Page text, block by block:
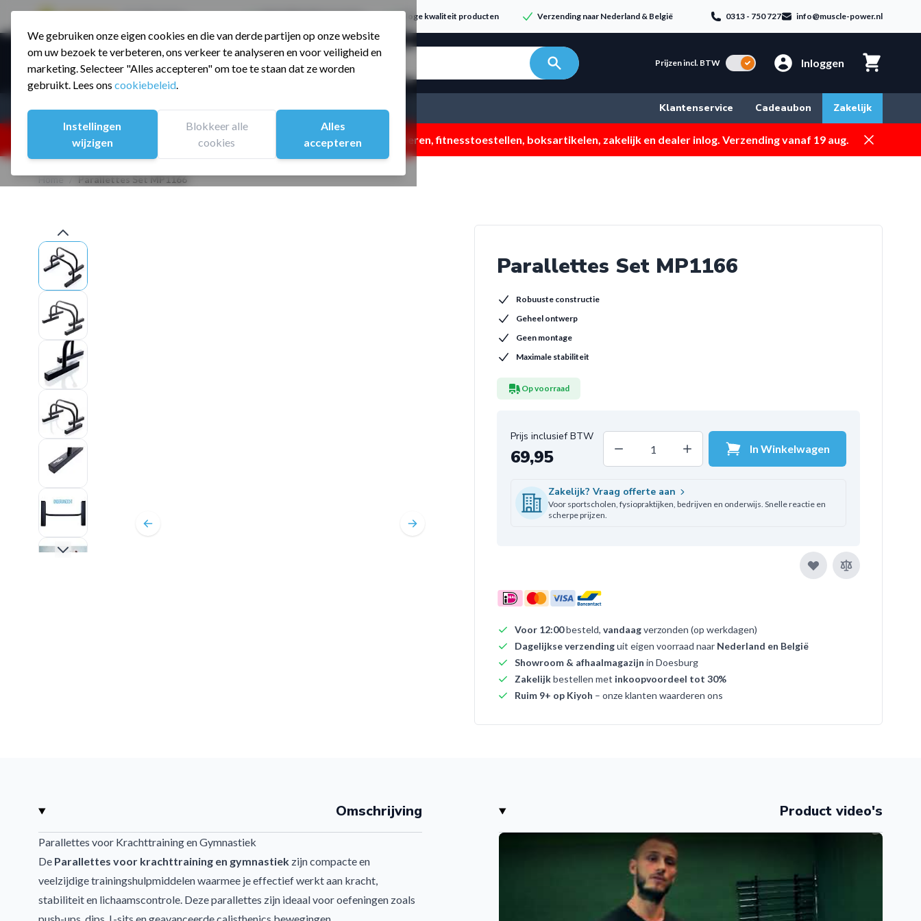
We gebruiken onze eigen cookies en die van derde partijen op onze website
om uw bezoek te verbeteren, ons verkeer te analyseren en voor veiligheid en
marketing. Selecteer "Alles accepteren" om toe te staan dat ze worden
gebruikt. Lees ons cookiebeleid.
Instellingen
wijzigen
Blokkeer alle
cookies
Alles
accepteren
Hoge kwaliteit producten Verzending naar Nederland & België 0313 - 750 727 info@muscle-power.nl
Ga naar de inhoud
Producten zoeken...
Prijzen incl. BTW Incl. BTW Inloggen
Assortiment Sporten Klantenservice Cadeaubon Zakelijk
25% korting ivm vakantiesluiting. Gebruik code: ZOMERMP. muv vloeren, fitnesstoestellen, boksartikelen, zakelijk en dealer inlog. Verzending vanaf 19 aug. Dismiss
Home / Parallettes Set MP1166
Parallettes Set MP1166
Robuuste constructie
Geheel ontwerp
Geen montage
Maximale stabiliteit
Op voorraad
69,95 Decrease quantityIncrease quantityIn Winkelwagen
Zakelijk? Vraag offerte aan
Voor sportscholen, fysiopraktijken, bedrijven en onderwijs. Snelle reactie en
scherpe prijzen.
Voor 12:00besteld, vandaagverzonden (op werkdagen)
Dagelijkse verzendinguit eigen voorraad naar Nederland en België
Showroom & afhaalmagazijn in Doesburg
Zakelijkbestellen met inkoopvoordeel tot 30%
Ruim 9+ op Kiyoh – onze klanten waarderen ons
Omschrijving
Parallettes voor Krachttraining en Gymnastiek
De Parallettes voor krachttraining en gymnastiek zijn compacte en
veelzijdige trainingshulpmiddelen waarmee je effectief werkt aan kracht,
stabiliteit en lichaamscontrole. Deze parallettes zijn ideaal voor oefeningen zoals
Product video's